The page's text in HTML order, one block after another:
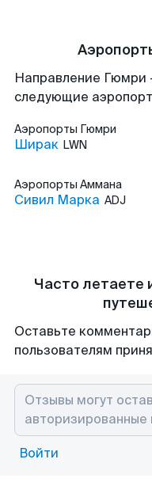
Направление
следующие
Аэропорты Гюмри
Ширак LWN
Аэропорты Аммана
Сивил Марка ADJ
Часто летаете
Оставьте
пользователям
Войти